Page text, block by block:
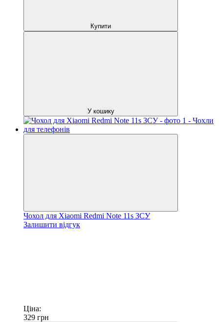
Купити
У кошику
Чохол для Xiaomi Redmi Note 11s ЗСУ
Залишити відгук
Ціна:
329 грн